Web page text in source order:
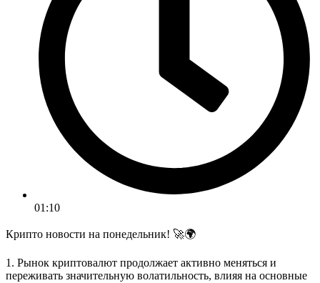
01:10
Крипто новости на понедельник! 🚀🌍
1. Рынок криптовалют продолжает активно меняться и
переживать значительную волатильность, влияя на основные